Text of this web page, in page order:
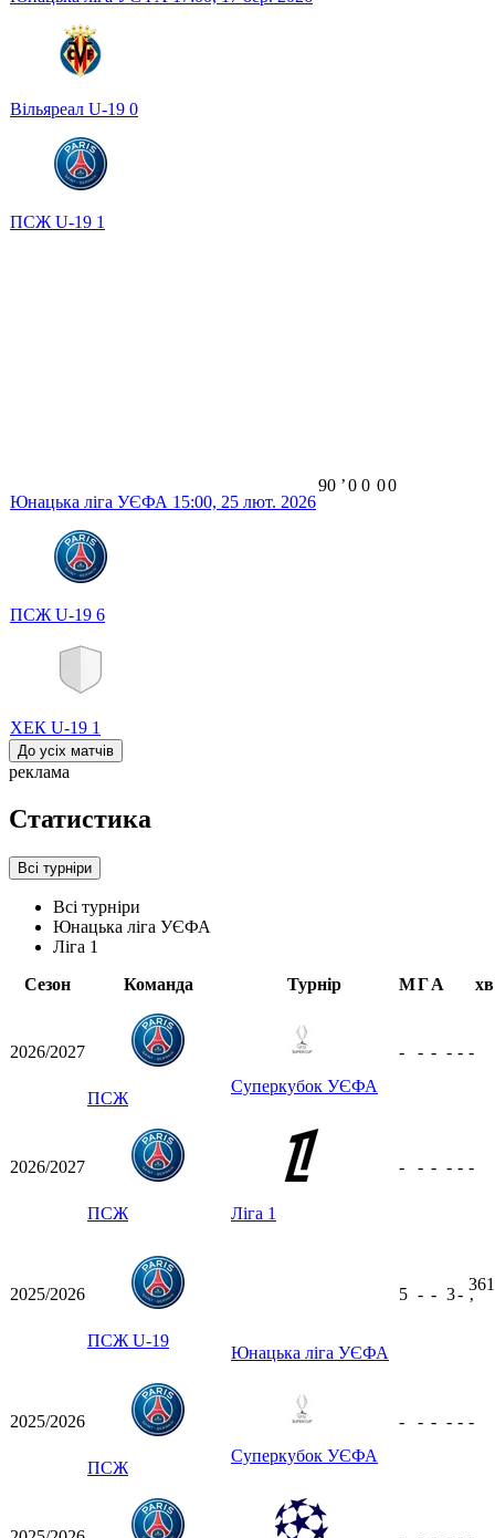
Вільяреал U-19 0
ПСЖ U-19 1
Юнацька ліга УЄФА 15:00, 25 лют. 2026
ПСЖ U-19 6
ХЕК U-19 1
90 ʼ0 0 00
До усіх матчів
реклама
Статистика
Всі турніри
Всі турніри
Юнацька ліга УЄФА
Ліга 1
Сезон
Команда Турнір МГА хв
2026/2027
ПСЖ
Суперкубок УЄФА
- - - - - -
2026/2027
ПСЖ Ліга 1
- - - - - -
2025/2026
ПСЖ U-19
Юнацька ліга УЄФА
5 - - 3-
361
ʼ
2025/2026
ПСЖ
Суперкубок УЄФА
- - - - - -